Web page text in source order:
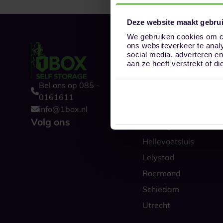
Deze website maakt
We gebruiken cookies om
ons websiteverkeer te
social media, adverteren
aan ze heeft verstrekt of
Bel ons op 085 -
0161611
info@1box.nl
Volg ons
Onze
Alkmaar
Hellevoetsluis
Lelystad
Roermond
Schiedam
Utrecht